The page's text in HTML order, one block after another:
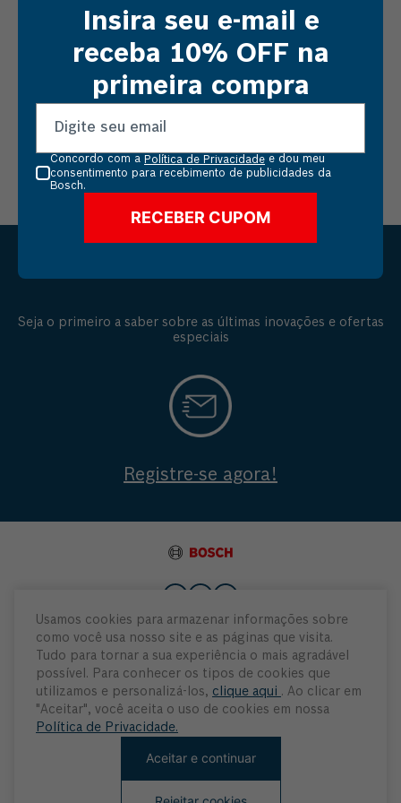
Usamos cookies para armazenar informações sobre
como você usa nosso site e as páginas que visita.
Tudo para tornar a sua experiência o mais agradável
possível. Para conhecer os tipos de cookies que
utilizamos e personalizá-los, clique aqui . Ao clicar em
"Aceitar", você aceita o uso de cookies em nossa
Política de Privacidade.
Aceitar e continuar
MANTENHA-ME ATUALIZADO
Seja o primeiro a saber sobre as últimas inovações e ofertas
especiais
Registre-se agora!
Institucional
Atendimento
Minha Conta
Insira seu e-mail e
receba 10% OFF na
primeira compra
Concordo com a Política de Privacidade e dou meu
consentimento para recebimento de publicidades da
Bosch.
RECEBER CUPOM